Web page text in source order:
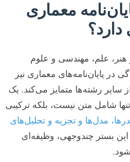
معماری
دارد؟
هنر، علم، مهندسی و علوم
در پایان‌نامه‌های معماری نیز
سایر رشته‌ها متمایز می‌کند. یک
شامل متن نیست، بلکه ترکیبی
مدل‌ها و تجزیه و تحلیل‌های
بستر چندوجهی، وظیفه‌ای